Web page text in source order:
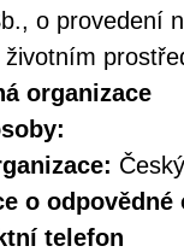
o provedení
organizace
o odpovědné
telefon